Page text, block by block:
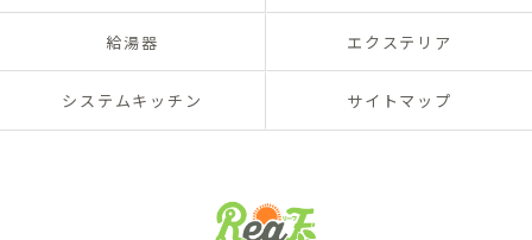
給湯器 エクステリア
システムキッチン サイトマップ